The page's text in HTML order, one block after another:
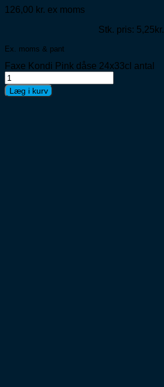
126,00 kr. ex moms
Stk. pris: 5,25kr.
Ex. moms & pant
Faxe Kondi Pink dåse 24x33cl antal
Læg i kurv